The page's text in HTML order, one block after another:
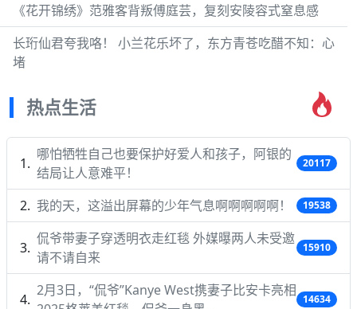
《花开锦绣》范雅客背叛傅庭芸，复刻安陵容式窒息感
长珩仙君夸我咯！ 小兰花乐坏了，东方青苍吃醋不知：心
堵
热点生活
哪怕牺牲自己也要保护好爱人和孩子，阿银的
结局让人意难平！
20117
我的天，这溢出屏幕的少年气息啊啊啊啊啊！ 19538
侃爷带妻子穿透明衣走红毯 外媒曝两人未受邀
请不请自来
15910
2月3日，“侃爷”Kanye West携妻子比安卡亮相
14634